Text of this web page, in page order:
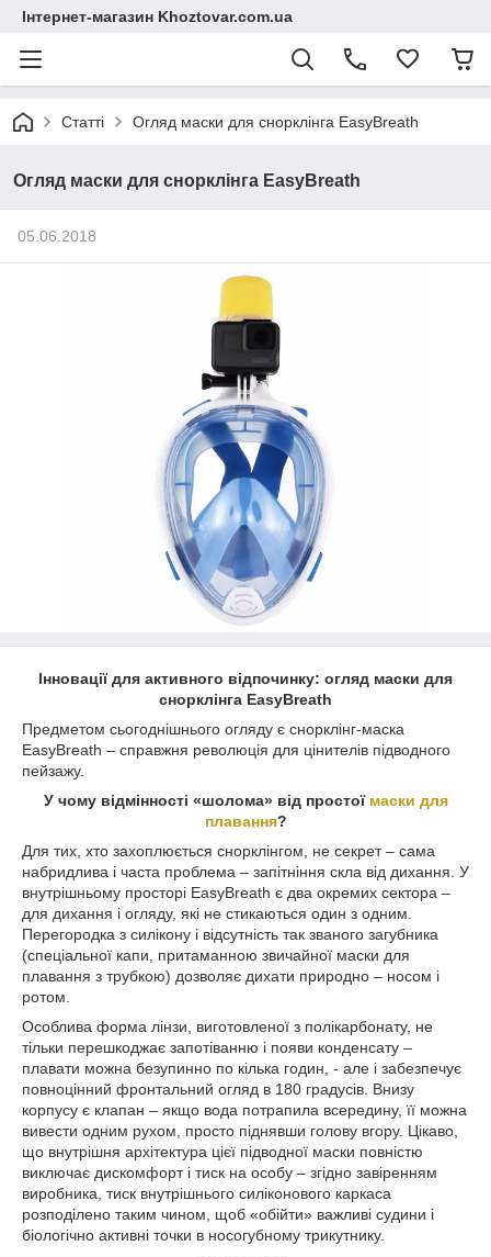
Інтернет-магазин Khoztovar.com.ua
Статті Огляд маски для снорклінга EasyBreath
Огляд маски для снорклінга EasyBreath
05.06.2018
Інновації для активного відпочинку: огляд маски для
снорклінга EasyBreath
Предметом сьогоднішнього огляду є снорклінг-маска
EasyBreath – справжня революція для цінителів підводного
пейзажу.
У чому відмінності «шолома» від простої маски для
плавання?
Для тих, хто захоплюється снорклінгом, не секрет – сама
набридлива і часта проблема – запітніння скла від дихання. У
внутрішньому просторі EasyBreath є два окремих сектора –
для дихання і огляду, які не стикаються один з одним.
Перегородка з силікону і відсутність так званого загубника
(спеціальної капи, притаманною звичайної маски для
плавання з трубкою) дозволяє дихати природно – носом і
ротом.
Особлива форма лінзи, виготовленої з полікарбонату, не
тільки перешкоджає запотіванню і появи конденсату –
плавати можна безупинно по кілька годин, - але і забезпечує
повноцінний фронтальний огляд в 180 градусів. Внизу
корпусу є клапан – якщо вода потрапила всередину, її можна
вивести одним рухом, просто піднявши голову вгору. Цікаво,
що внутрішня архітектура цієї підводної маски повністю
виключає дискомфорт і тиск на особу – згідно завіренням
виробника, тиск внутрішнього силіконового каркаса
розподілено таким чином, щоб «обійти» важливі судини і
біологічно активні точки в носогубному трикутнику.